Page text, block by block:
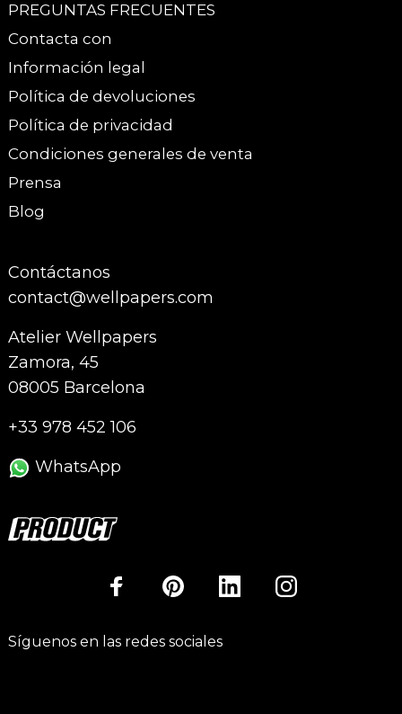
PREGUNTAS FRECUENTES
Contacta con
Información legal
Política de devoluciones
Política de privacidad
Condiciones generales de venta
Prensa
Blog
Contáctanos
contact@wellpapers.com
Atelier Wellpapers
Zamora, 45
08005 Barcelona
+33 978 452 106
WhatsApp
Síguenos en las redes sociales